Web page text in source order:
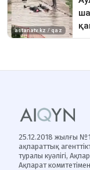
25.12.2018 жылғы
ақпараттық
туралы куәлігі,
Ақпарат